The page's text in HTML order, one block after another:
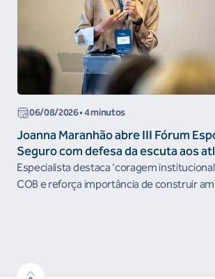
06/08/2026• 4 minutos
Joanna Maranhão abre III Fórum
Seguro com defesa da escuta aos
Especialista destaca 'coragem
COB e reforça importância de construir